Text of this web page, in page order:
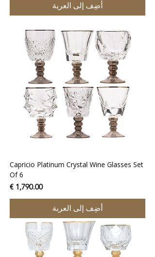
أضِف إلى العربة
Capricio Platinum Crystal Wine Glasses Set
Of 6
السعر
أضِف إلى العربة